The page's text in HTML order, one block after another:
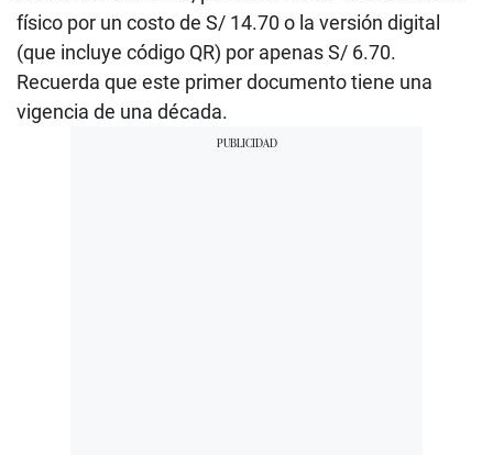
físico por un costo de S/ 14.70 o la versión digital
(que incluye código QR) por apenas S/ 6.70.
Recuerda que este primer documento tiene una
vigencia de una década.